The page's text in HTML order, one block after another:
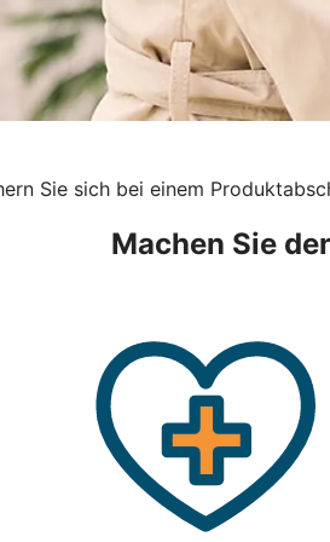
Sie sich bei einem
Machen Sie